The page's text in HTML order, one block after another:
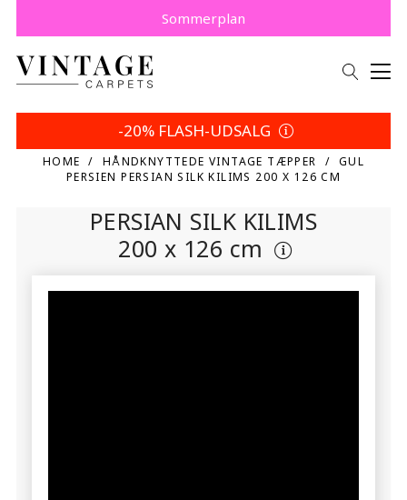
Spar 5% | Dit valg
Køb nu, betal senere med Klarna.
Sommerplan
-20% FLASH-UDSALG
HOME HÅNDKNYTTEDE VINTAGE TÆPPER
GUL
PERSIEN PERSIAN SILK KILIMS 200 X 126 CM
PERSIAN SILK KILIMS
200 x 126 cm